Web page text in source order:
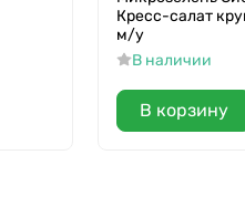
Кресс-салат
м/у
В наличии
В корзину